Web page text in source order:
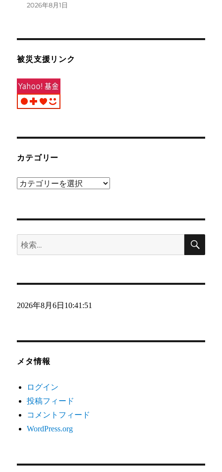
2026年8月1日
被災支援リンク
カテゴリー
カ
検
索:
検
2026年8月6日 10:41:52
メタ情報
ログイン
投稿フィード
コメントフィード
WordPress.org